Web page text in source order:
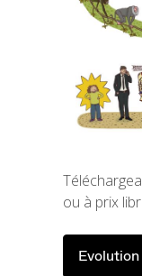
ou à prix